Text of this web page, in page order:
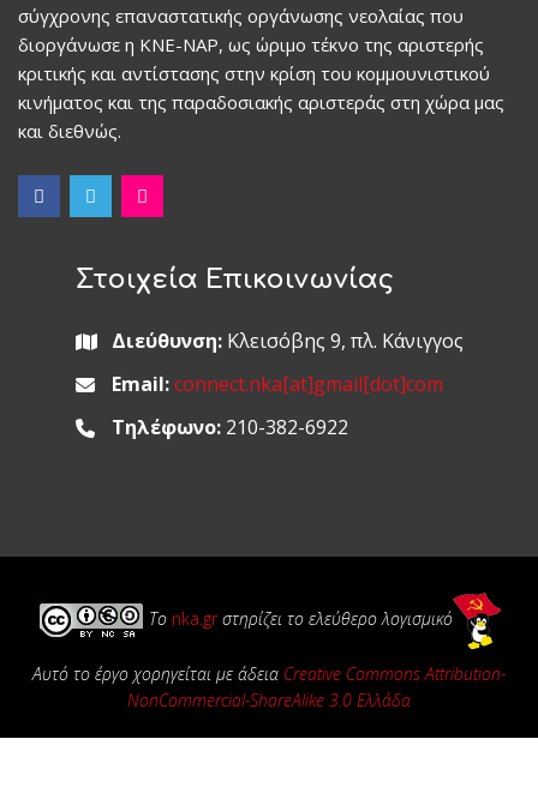
σύγχρονης επαναστατικής οργάνωσης νεολαίας που
διοργάνωσε η ΚΝΕ-ΝΑΡ, ως ώριμο τέκνο της αριστερής
κριτικής και αντίστασης στην κρίση του κομμουνιστικού
κινήματος και της παραδοσιακής αριστεράς στη χώρα μας
και διεθνώς.
Στοιχεία Επικοινωνίας
Διεύθυνση:Κλεισόβης 9, πλ. Κάνιγγος
Email: connect.nka[at]gmail[dot]com
Τηλέφωνο:210-382-6922
Το nka.gr στηρίζει το ελεύθερο λογισμικό
Αυτό το έργο χορηγείται με άδεια Creative Commons Attribution-
NonCommercial-ShareAlike 3.0 Ελλάδα